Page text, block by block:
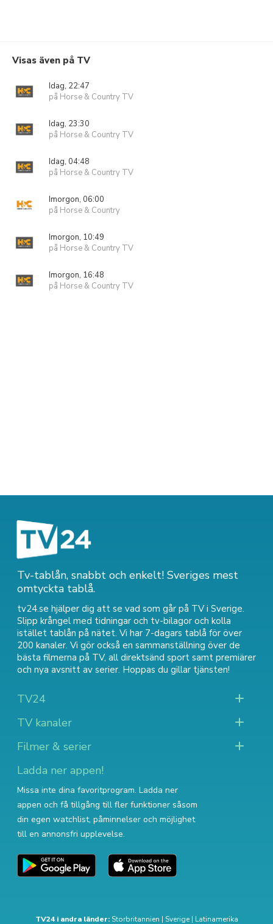
Visas även på TV
Idag, 22:47
på Horse & Country TV
Idag, 23:30
på Horse & Country TV
Idag, 04:48
på Horse & Country TV
Imorgon, 06:00
på Horse & Country
Imorgon, 10:49
på Horse & Country TV
Imorgon, 16:48
på Horse & Country TV
Tv-tablån, snabbt och enkelt! Sveriges mest
omtyckta tablå.
tv24.se hjälper dig att se vad som går på TV i Sverige.
Slipp krångel med tidningar och tv-bilagor och kolla
istället tablån på nätet. Vi har 7-dagars tablå för över
200 kanaler. Vi gör också en sammanställning över de
bästa filmerna på TV, all direktsänd sport samt premiärer
och nya avsnitt av serier. Hoppas du gillar tjänsten!
TV24
TV kanaler
Filmer & serier
Ladda ner appen!
Missa inte dina favoritprogram. Ladda ner
appen och få tillgång till fler funktioner såsom
din egen watchlist, påminnelser och möjlighet
till en annonsfri upplevelse.
TV24 i andra länder: Storbritannien | Sverige| Latinamerika